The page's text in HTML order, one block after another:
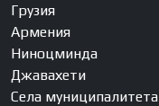
Грузия
Армения
Ниноцминда
Джавахети
Села муниципалитета